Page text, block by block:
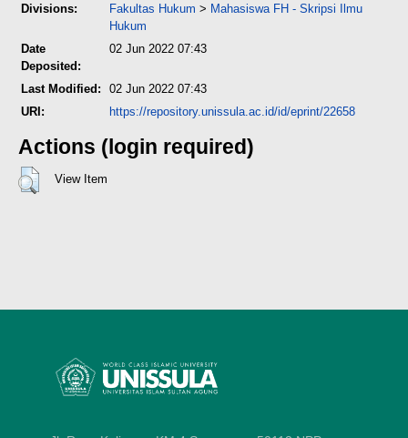
Divisions:
Fakultas Hukum > Mahasiswa FH - Skripsi Ilmu
Hukum
Date
Deposited:
02 Jun 2022 07:43
Last Modified:
02 Jun 2022 07:43
URI:
https://repository.unissula.ac.id/id/eprint/22658
Actions (login required)
View Item